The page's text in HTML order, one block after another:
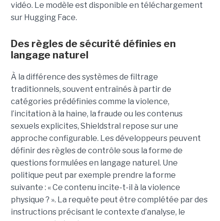
vidéo. Le modèle est disponible en téléchargement
sur Hugging Face.
Des règles de sécurité définies en
langage naturel
À la différence des systèmes de filtrage
traditionnels, souvent entraînés à partir de
catégories prédéfinies comme la violence,
l’incitation à la haine, la fraude ou les contenus
sexuels explicites, Shieldstral repose sur une
approche configurable. Les développeurs peuvent
définir des règles de contrôle sous la forme de
questions formulées en langage naturel. Une
politique peut par exemple prendre la forme
suivante : « Ce contenu incite-t-il à la violence
physique ? ». La requête peut être complétée par des
instructions précisant le contexte d’analyse, le